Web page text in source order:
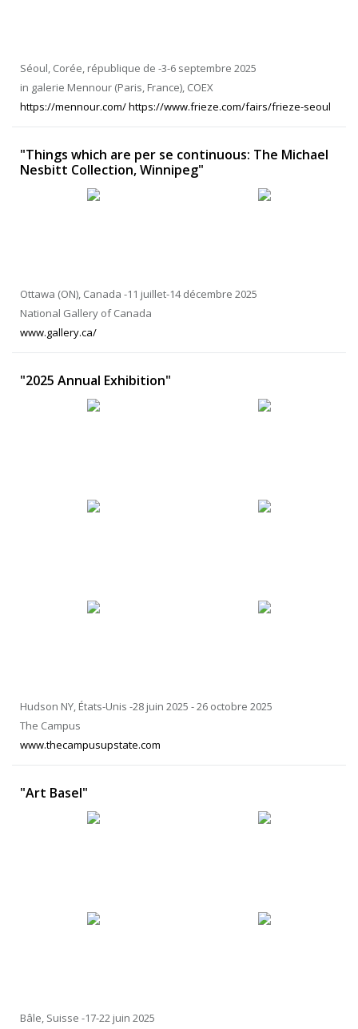
Séoul, Corée, république de -3-6 septembre 2025
in galerie Mennour (Paris, France), COEX
https://mennour.com/ https://www.frieze.com/fairs/frieze-seoul
"Things which are per se continuous: The Michael
Nesbitt Collection, Winnipeg"
Ottawa (ON), Canada -11 juillet-14 décembre 2025
National Gallery of Canada
www.gallery.ca/
"2025 Annual Exhibition"
Hudson NY, États-Unis -28 juin 2025 - 26 octobre 2025
The Campus
www.thecampusupstate.com
"Art Basel"
Bâle, Suisse -17-22 juin 2025